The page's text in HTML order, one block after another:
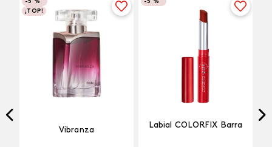
-5 %
¡TOP!
Vibranza
-5 %
Labial COLORFIX Barra